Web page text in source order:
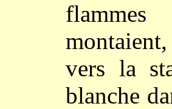
vers la
blanche